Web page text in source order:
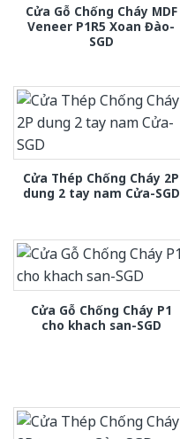
Cửa Gỗ Chống Cháy MDF
Veneer P1R5 Xoan Đào-
SGD
Cửa Thép Chống Cháy 2P
dung 2 tay nam Cửa-SGD
Cửa Gỗ Chống Cháy P1
cho khach san-SGD